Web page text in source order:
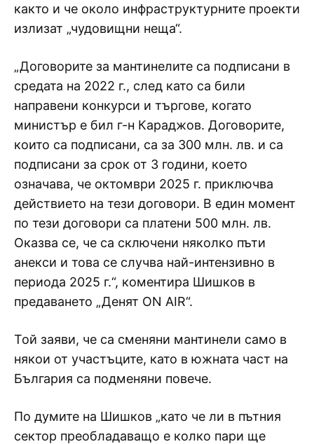
както и че около инфраструктурните проекти
излизат „чудовищни неща“.
„Договорите за мантинелите са подписани в
средата на 2022 г., след като са били
направени конкурси и търгове, когато
министър е бил г-н Караджов. Договорите,
които са подписани, са за 300 млн. лв. и са
подписани за срок от 3 години, което
означава, че октомври 2025 г. приключва
действието на тези договори. В един момент
по тези договори са платени 500 млн. лв.
Оказва се, че са сключени няколко пъти
анекси и това се случва най-интензивно в
периода 2025 г.“, коментира Шишков в
предаването „Денят ON AIR“.
Той заяви, че са сменяни мантинели само в
някои от участъците, като в южната част на
България са подменяни повече.
По думите на Шишков „като че ли в пътния
сектор преобладаващо е колко пари ще